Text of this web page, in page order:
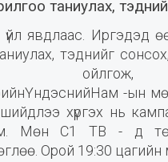
таниулах,
явдлаас. Иргэдэд
тэднийг
-ын
шийдлээ хүргэх нь
Мөн С1 ТВ - д
Орой 19:30